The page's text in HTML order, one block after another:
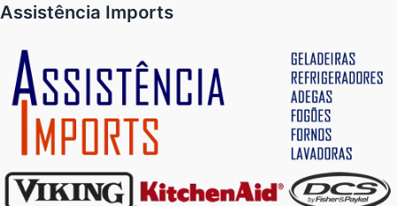
Assistência Imports